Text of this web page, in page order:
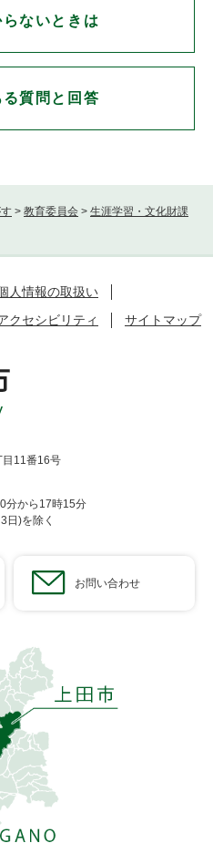
> 教育委員会 > 生涯学習・文化財課
らないときは
る質問と回答
人情報の取扱い
クセシビリティ サイトマップ
11番16号
分から17時15分
日)を除く
お問い合わせ